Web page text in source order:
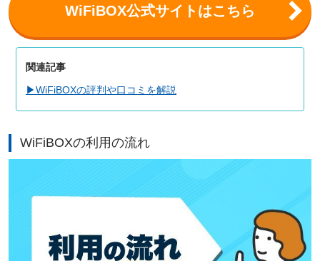
WiFiBOX公式サイトはこちら
関連記事
▶WiFiBOXの評判や口コミを解説
WiFiBOXの利用の流れ